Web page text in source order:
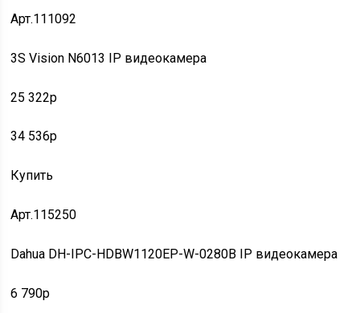
Арт.111092
3S Vision N6013 IP видеокамера
25 322p
34 536p
Купить
Арт.115250
Dahua DH-IPC-HDBW1120EP-W-0280B IP видеокамера
6 790p